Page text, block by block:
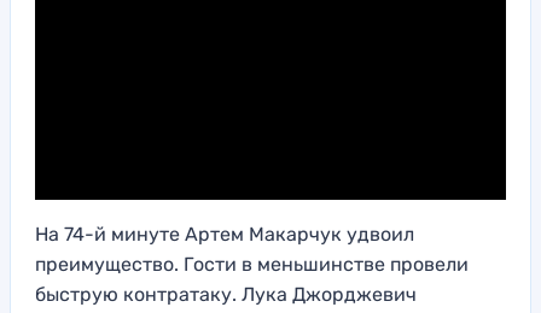
На 74-й минуте Артем Макарчук удвоил
преимущество. Гости в меньшинстве провели
быструю контратаку. Лука Джорджевич